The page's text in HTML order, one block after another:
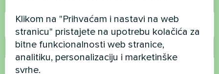
E-pošta
Klikom na "Prihvaćam i nastavi na web
stranicu" pristajete na upotrebu kolačića za
bitne funkcionalnosti web stranice,
analitiku, personalizaciju i marketinške
svrhe.